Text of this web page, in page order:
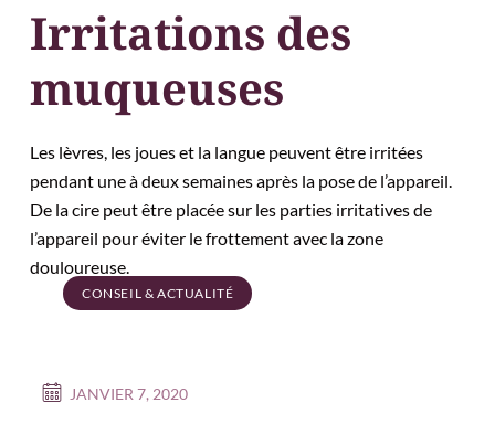
Irritations des
muqueuses
Les lèvres, les joues et la langue peuvent être irritées
pendant une à deux semaines après la pose de l’appareil.
De la cire peut être placée sur les parties irritatives de
l’appareil pour éviter le frottement avec la zone
douloureuse.
CONSEIL & ACTUALITÉ
JANVIER 7, 2020